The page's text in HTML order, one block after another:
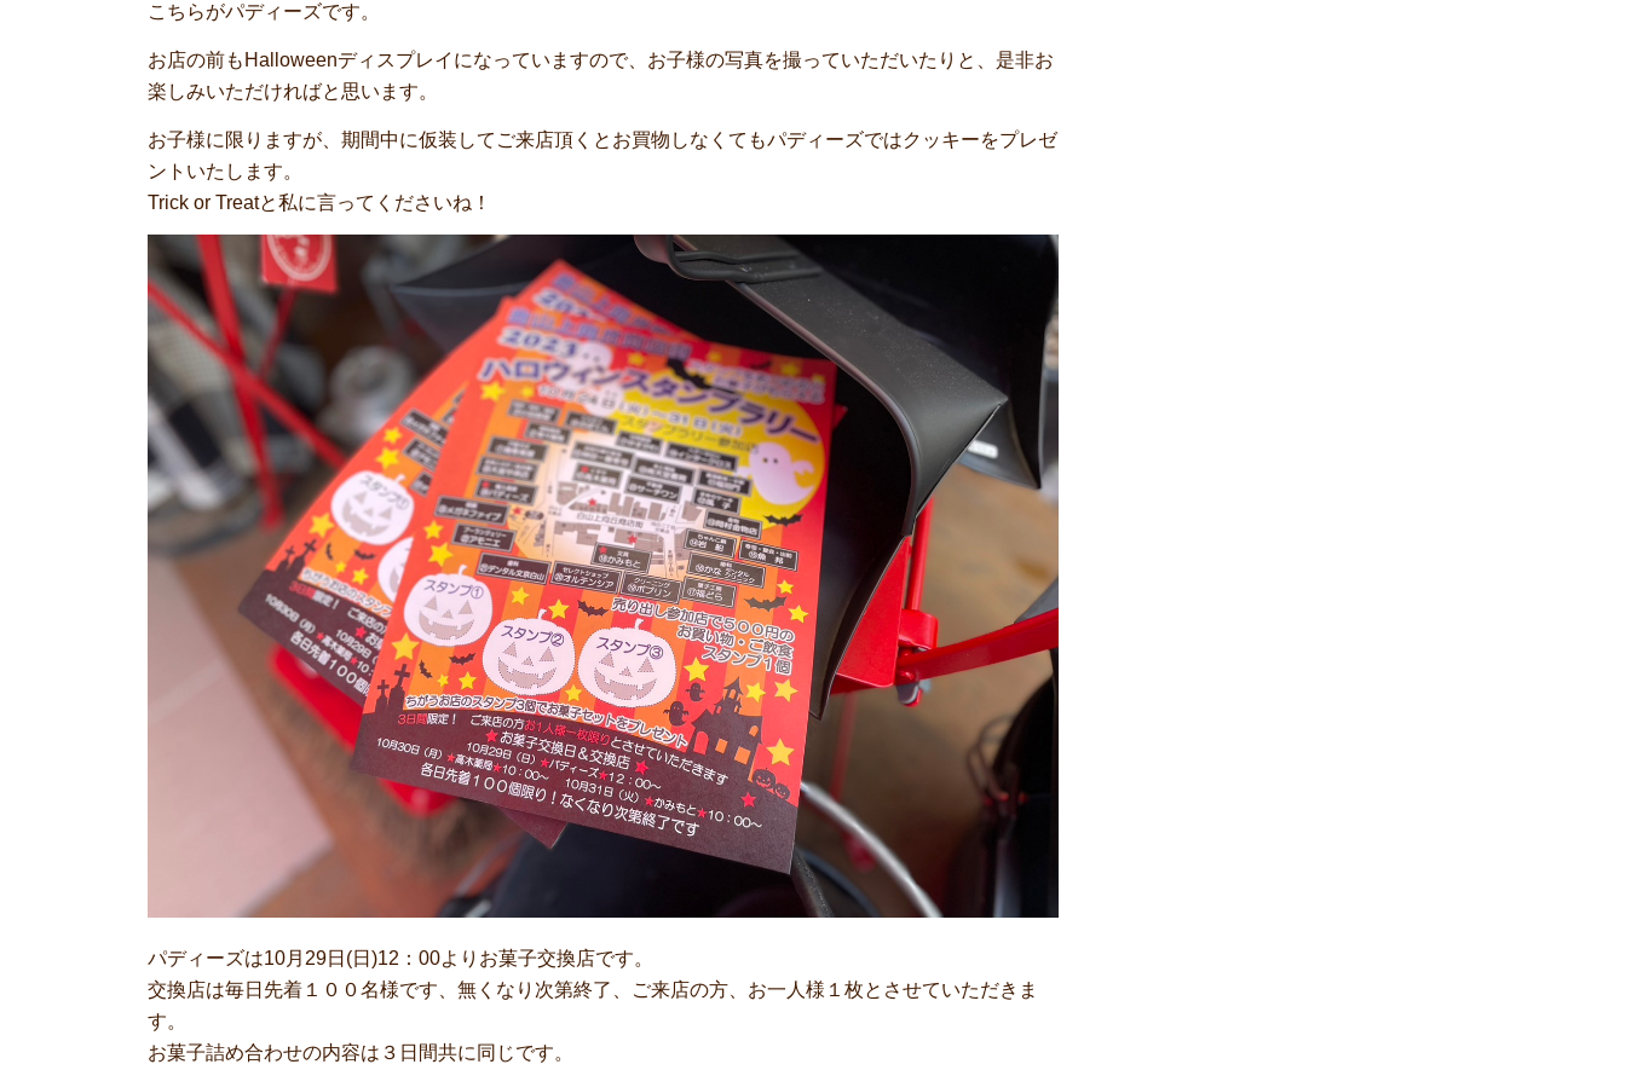
こちらがパディーズです。
お店の前もHalloweenディスプレイになっていますので、お子様の写真を撮っていただいたりと、是非お
楽しみいただければと思います。
お子様に限りますが、期間中に仮装してご来店頂くとお買物しなくてもパディーズではクッキーをプレゼ
ントいたします。
Trick or Treatと私に言ってくださいね！
パディーズは10月29日(日)12：00よりお菓子交換店です。
交換店は毎日先着１００名様です、無くなり次第終了、ご来店の方、お一人様１枚とさせていただきま
す。
お菓子詰め合わせの内容は３日間共に同じです。